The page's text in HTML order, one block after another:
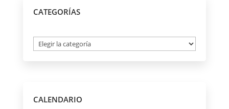
CATEGORÍAS
Categorías
CALENDARIO